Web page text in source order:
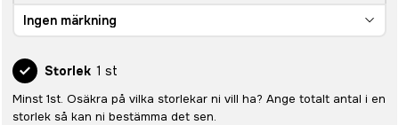
Ingen märkning
Storlek 1 st
Minst 1st. Osäkra på vilka storlekar ni vill ha? Ange totalt antal i en
storlek så kan ni bestämma det sen.